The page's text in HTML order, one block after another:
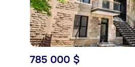
785 000 $